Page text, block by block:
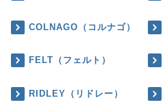
COLNAGO（コルナゴ）
FELT（フェルト）
RIDLEY（リドレー）